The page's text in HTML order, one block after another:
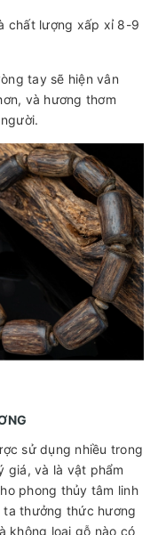
chất lượng xấp xỉ 8-9
tay sẽ hiện vân
và hương thơm
sử dụng nhiều trong
giá, và là vật phẩm
phong thủy tâm linh
ta thưởng thức hương
không loại gỗ nào có